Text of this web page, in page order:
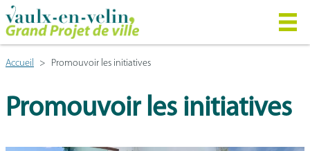
Accueil Promouvoir les initiatives
Promouvoir les initiatives